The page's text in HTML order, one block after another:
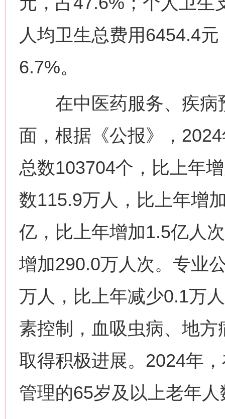
人均卫生总费用6454.4
6.7%。
在中医药服务、疾病
面，根据《公报》，
总数103704个，比上年
数115.9万人，比上年增
亿，比上年增加1.5亿人
增加290.0万人次。专业
万人，比上年减少0.1万
素控制，血吸虫病、地
取得积极进展。2024年
管理的65岁及以上老年